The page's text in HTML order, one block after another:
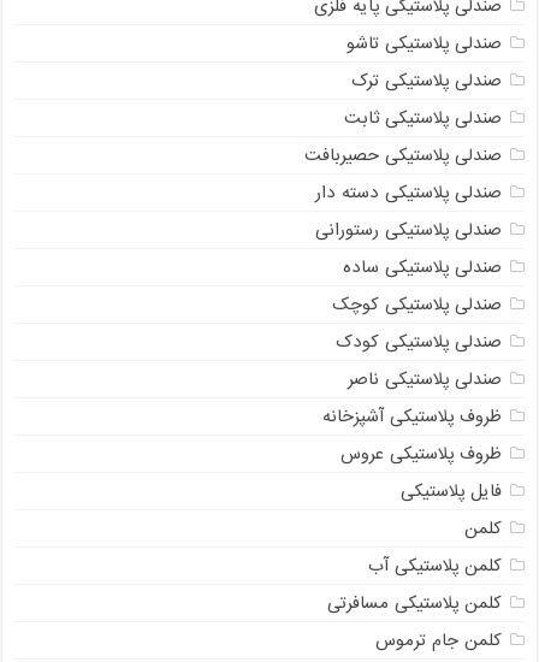
صندلی پلاستیکی پایه فلزی
صندلی پلاستیکی تاشو
صندلی پلاستیکی ترک
صندلی پلاستیکی ثابت
صندلی پلاستیکی حصیربافت
صندلی پلاستیکی دسته دار
صندلی پلاستیکی رستورانی
صندلی پلاستیکی ساده
صندلی پلاستیکی کوچک
صندلی پلاستیکی کودک
صندلی پلاستیکی ناصر
ظروف پلاستیکی آشپزخانه
ظروف پلاستیکی عروس
فایل پلاستیکی
کلمن
کلمن پلاستیکی آب
کلمن پلاستیکی مسافرتی
کلمن جام ترموس